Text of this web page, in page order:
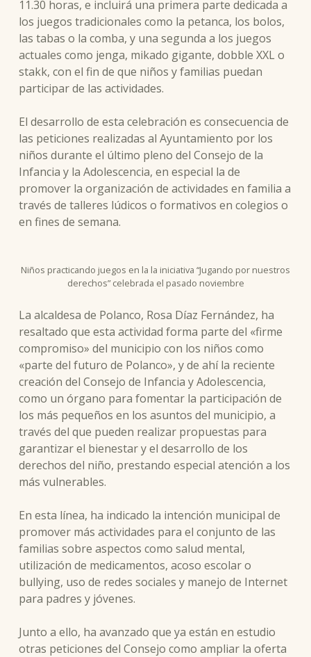
11.30 horas, e incluirá una primera parte dedicada a
los juegos tradicionales como la petanca, los bolos,
las tabas o la comba, y una segunda a los juegos
actuales como jenga, mikado gigante, dobble XXL o
stakk, con el fin de que niños y familias puedan
participar de las actividades.
El desarrollo de esta celebración es consecuencia de
las peticiones realizadas al Ayuntamiento por los
niños durante el último pleno del Consejo de la
Infancia y la Adolescencia, en especial la de
promover la organización de actividades en familia a
través de talleres lúdicos o formativos en colegios o
en fines de semana.
Niños practicando juegos en la la iniciativa “Jugando por nuestros
derechos” celebrada el pasado noviembre
La alcaldesa de Polanco, Rosa Díaz Fernández, ha
resaltado que esta actividad forma parte del «firme
compromiso» del municipio con los niños como
«parte del futuro de Polanco», y de ahí la reciente
creación del Consejo de Infancia y Adolescencia,
como un órgano para fomentar la participación de
los más pequeños en los asuntos del municipio, a
través del que pueden realizar propuestas para
garantizar el bienestar y el desarrollo de los
derechos del niño, prestando especial atención a los
más vulnerables.
En esta línea, ha indicado la intención municipal de
promover más actividades para el conjunto de las
familias sobre aspectos como salud mental,
utilización de medicamentos, acoso escolar o
bullying, uso de redes sociales y manejo de Internet
para padres y jóvenes.
Junto a ello, ha avanzado que ya están en estudio
otras peticiones del Consejo como ampliar la oferta